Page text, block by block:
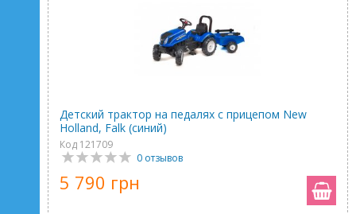
Детский трактор на педалях с прицепом New
Holland, Falk (синий)
Код 121709
0 отзывов
5 790 грн